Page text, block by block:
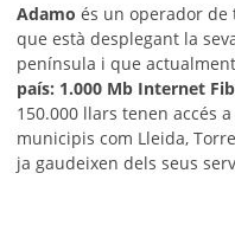
Adamo és un operador de
que està desplegant la
península i que
país: 1.000 Mb Internet
150.000 llars tenen accés
municipis com Lleida,
ja gaudeixen dels seus